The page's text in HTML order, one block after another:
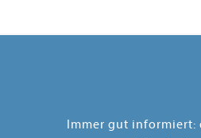
Immer gut